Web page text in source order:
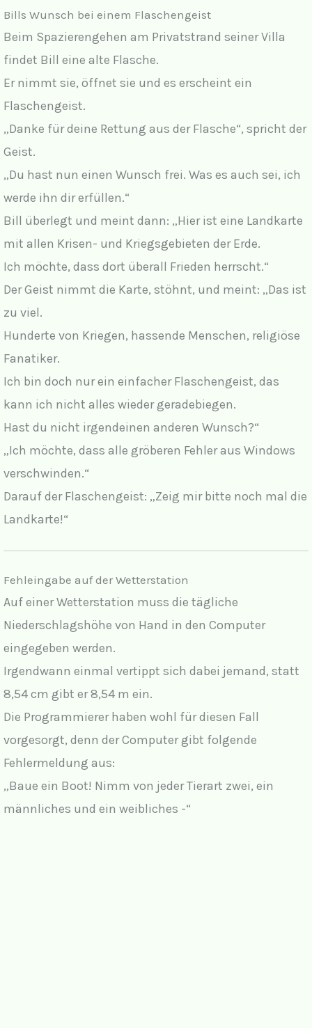
y
d
e
o
Bills Wunsch bei einem Flaschengeist
Beim Spazierengehen am Privatstrand seiner Villa
findet Bill eine alte Flasche.
Er nimmt sie, öffnet sie und es erscheint ein
Flaschengeist.
„Danke für deine Rettung aus der Flasche“, spricht der
Geist.
„Du hast nun einen Wunsch frei. Was es auch sei, ich
werde ihn dir erfüllen.“
Bill überlegt und meint dann: „Hier ist eine Landkarte
mit allen Krisen- und Kriegsgebieten der Erde.
Ich möchte, dass dort überall Frieden herrscht.“
Der Geist nimmt die Karte, stöhnt, und meint: „Das ist
zu viel.
Hunderte von Kriegen, hassende Menschen, religiöse
Fanatiker.
Ich bin doch nur ein einfacher Flaschengeist, das
kann ich nicht alles wieder geradebiegen.
Hast du nicht irgendeinen anderen Wunsch?“
„Ich möchte, dass alle gröberen Fehler aus Windows
verschwinden.“
Darauf der Flaschengeist: „Zeig mir bitte noch mal die
Landkarte!“
Fehleingabe auf der Wetterstation
Auf einer Wetterstation muss die tägliche
Niederschlagshöhe von Hand in den Computer
eingegeben werden.
Irgendwann einmal vertippt sich dabei jemand, statt
8,54 cm gibt er 8,54 m ein.
Die Programmierer haben wohl für diesen Fall
vorgesorgt, denn der Computer gibt folgende
Fehlermeldung aus:
„Baue ein Boot! Nimm von jeder Tierart zwei, ein
männliches und ein weibliches -“